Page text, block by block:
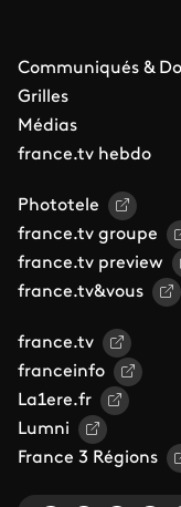
Communiqués &
Grilles
Médias
france.tv hebdo
Phototele
france.tv groupe
france.tv preview
france.tv&vous
france.tv
franceinfo
La1ere.fr
Lumni
France 3 Régions